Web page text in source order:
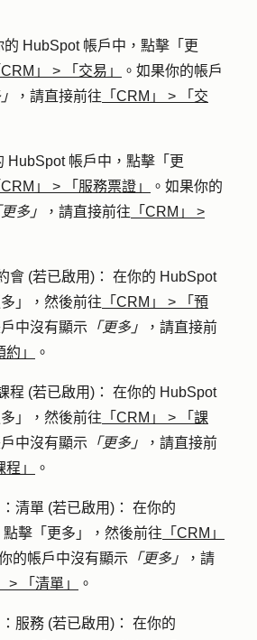
的 HubSpot 帳戶中，點擊 「更
CRM」 > 「交易」
。如果你的帳戶
，請直接前往 「CRM」 >
「交
HubSpot 帳戶中，點擊 「更
CRM」 > 「服務票證」
。如果你的
更多」 ，請直接前往 「CRM」
>
會 (若已啟用)： 在你的 HubSpot
」 ，然後前往 「CRM」 >
「預
中沒有顯示 「更多」
，請直接前
約」 。
程 (若已啟用)： 在你的 HubSpot
」 ，然後前往 「CRM」 >
「課
中沒有顯示 「更多」
，請直接前
程」 。
清單 (若已啟用)： 在你的
點擊 「更多」 ，然後前往 「CRM」
的帳戶中沒有顯示 「更多」
，請
> 「清單」 。
服務 (若已啟用)： 在你的